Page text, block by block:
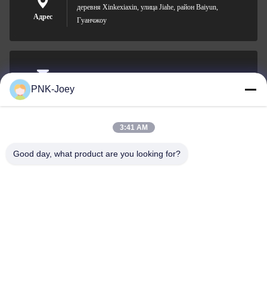
Адрес
деревня Xinkexiaxin, улица Jiahe, район Baiyun,
Гуанчжоу
Электронная
008613580404923
PNK-Joey
3:41 AM
Good day, what product are you looking for?